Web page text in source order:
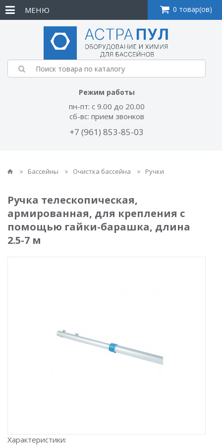
Режим работы
пн-пт: с 9.00 до 20.00
сб-вс: прием звонков
+7 (961) 853-85-03
МЕНЮ 0 товар(ов)
Бассейны Очистка бассейна Ручки
Ручка телескопическая,
армированная, для крепления с
помощью гайки-барашка, длина
2.5-7 м
Характеристики: